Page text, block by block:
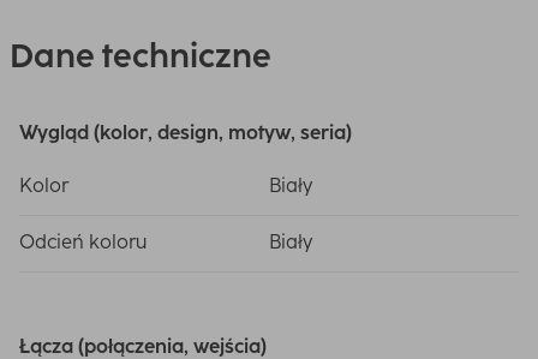
Dane techniczne
Wygląd (kolor, design, motyw, seria)
Kolor Biały
Odcień koloru Biały
Łącza (połączenia, wejścia)